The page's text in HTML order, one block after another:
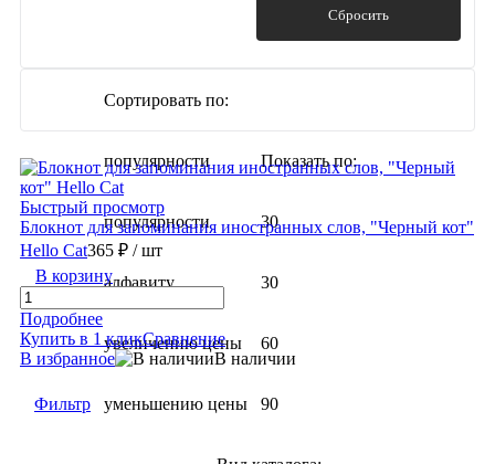
Сбросить
Фильтр
Сортировать по:
популярности
популярности
алфавиту
увеличению цены
уменьшению цены
Показать по:
30
30
60
90
Быстрый просмотр
Блокнот для запоминания иностранных слов, "Черный кот"
Hello Cat365 ₽ / шт
В корзину
Подробнее
Купить в 1 кликСравнение
В избранное
В наличии